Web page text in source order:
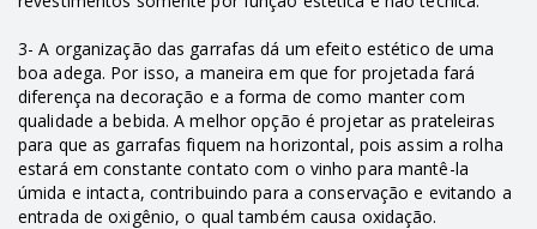
3- A organização das garrafas dá um efeito estético de uma
boa adega. Por isso, a maneira em que for projetada fará
diferença na decoração e a forma de como manter com
qualidade a bebida. A melhor opção é projetar as prateleiras
para que as garrafas fiquem na horizontal, pois assim a rolha
estará em constante contato com o vinho para mantê-la
úmida e intacta, contribuindo para a conservação e evitando a
entrada de oxigênio, o qual também causa oxidação.